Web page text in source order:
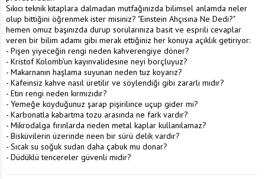
Sıkıcı teknik kitaplara dalmadan mutfağınızda bilimsel anlamda neler
olup bittiğini öğrenmek ister misiniz? "Einstein Ahçısına Ne Dedi?"
hemen omuz başınızda durup sorularınıza basit ve esprili cevaplar
veren bir bilim adamı gibi merak ettiğiniz her konuya açıklık getiriyor:
- Pişen yiyeceğin rengi neden kahverengiye döner?
- Kristof Kolomb'un kayınvalidesine neyi borçluyuz?
- Makarnanın haşlama suyunan neden tuz koyarız?
- Kafeinsiz kahve nasıl üretilir ve söylendiği gibi zararlı mıdır?
- Etin rengi neden kırmızıdır?
- Yemeğe koyduğunuz şarap pişirilince uçup gider mi?
- Karbonatla kabartma tozu arasında ne fark vardır?
- Mikrodalga fırınlarda neden metal kaplar kullanılamaz?
- Bisküvilerin üzerinde neen bir sürü delik vardır?
- Sıcak su soğuk sudan daha çabuk mu donar?
- Düdüklü tencereler güvenli midir?